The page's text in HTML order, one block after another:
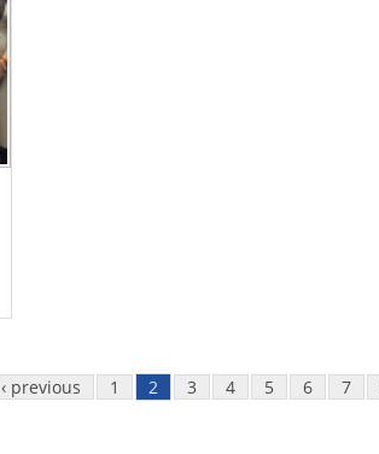
‹ previous 1 2 3 4 5 6 7